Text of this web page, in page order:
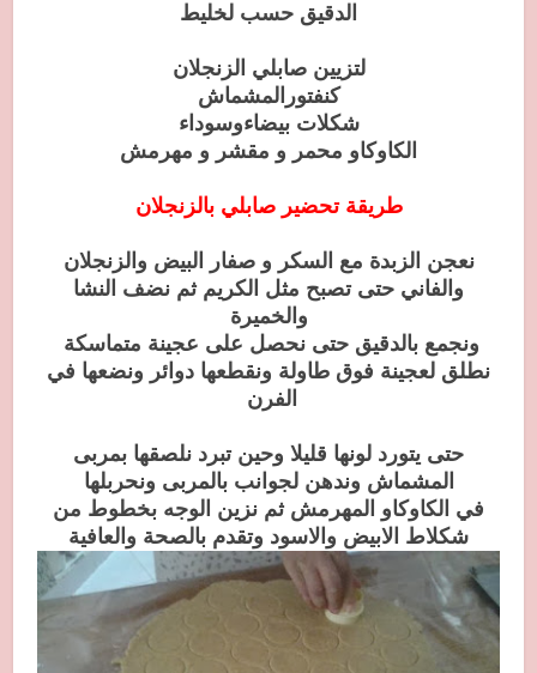
الدقيق حسب لخليط
لتزيين صابلي الزنجلان
كنفتورالمشماش
شكلات بيضاءوسوداء
الكاوكاو محمر و مقشر و مهرمش
طريقة تحضير صابلي بالزنجلان
نعجن الزبدة مع السكر و صفار البيض والزنجلان
والفاني حتى تصبح مثل الكريم ثم نضف النشا
والخميرة
ونجمع بالدقيق حتى نحصل على عجينة متماسكة
نطلق لعجينة فوق طاولة ونقطعها دوائر ونضعها في
الفرن
حتى يتورد لونها قليلا وحين تبرد نلصقها بمربى
المشماش وندهن لجوانب بالمربى ونحربلها
في الكاوكاو المهرمش ثم نزين الوجه بخطوط من
شكلاط الابيض والاسود وتقدم بالصحة والعافية